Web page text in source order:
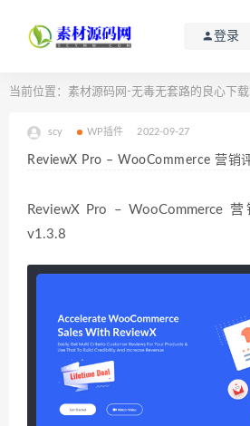
登录
当前位置： 素材源码网-无毒无套路的良心下
scy WP插件 2022-09-27
ReviewX Pro – WooCommerce 营销
ReviewX Pro – WooCommerce
v1.3.8